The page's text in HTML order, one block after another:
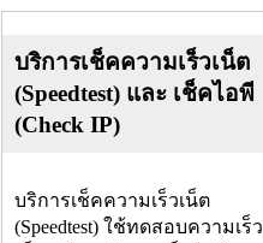
บริการเช็คความเร็วเน็ต
(Speedtest) และ เช็คไอพี
(Check IP)
บริการเช็คความเร็วเน็ต
(Speedtest) ใช้ทดสอบความเร็ว